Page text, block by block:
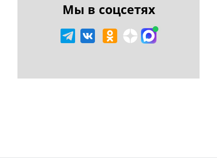
Мы в соцсетях